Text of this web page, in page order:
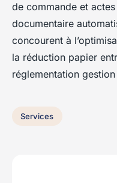
de commande et
documentaire
concourent à
la réduction papier
réglementation
Services